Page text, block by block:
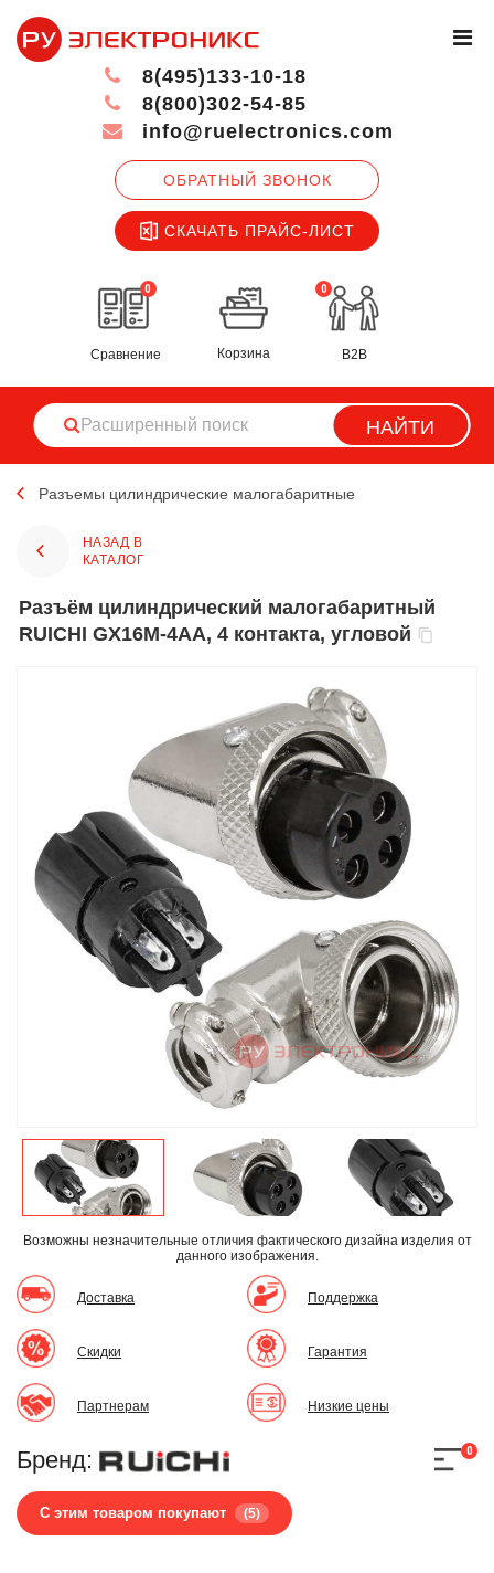
ОБРАТНЫЙ ЗВОНОК
СКАЧАТЬ ПРАЙС-ЛИСТ
8(495)133-10-18
8(800)302-54-85
info@ruelectronics.com
0
Сравнение
0
Корзина B2B
НАЙТИ
Разъемы цилиндрические малогабаритные
НАЗАД В
КАТАЛОГ
Разъём цилиндрический малогабаритный
RUICHI GX16M-4AA, 4 контакта, угловой
Возможны незначительные отличия фактического дизайна изделия от
данного изображения.
Доставка
Скидки
Партнерам
Поддержка
Гарантия
Низкие цены
Бренд:
С этим товаром покупают (5)
0